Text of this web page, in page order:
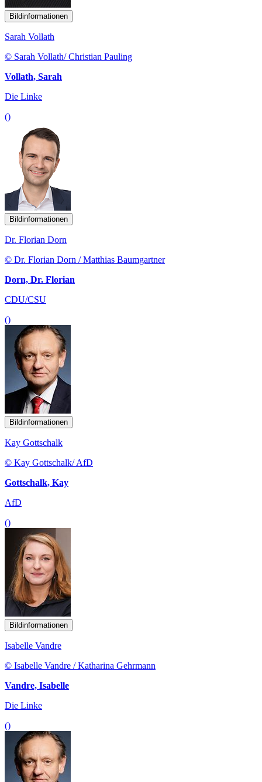
Bildinformationen
Sarah Vollath
© Sarah Vollath/ Christian Pauling
Vollath, Sarah
Die Linke
()
Bildinformationen
Dr. Florian Dorn
© Dr. Florian Dorn / Matthias Baumgartner
Dorn, Dr. Florian
CDU/CSU
()
Bildinformationen
Kay Gottschalk
© Kay Gottschalk/ AfD
Gottschalk, Kay
AfD
()
Bildinformationen
Isabelle Vandre
© Isabelle Vandre / Katharina Gehrmann
Vandre, Isabelle
Die Linke
()